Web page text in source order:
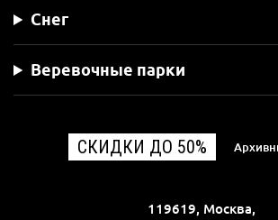
Снег
Веревочные парки
СКИДКИ ДО 50%
119619, Москва,